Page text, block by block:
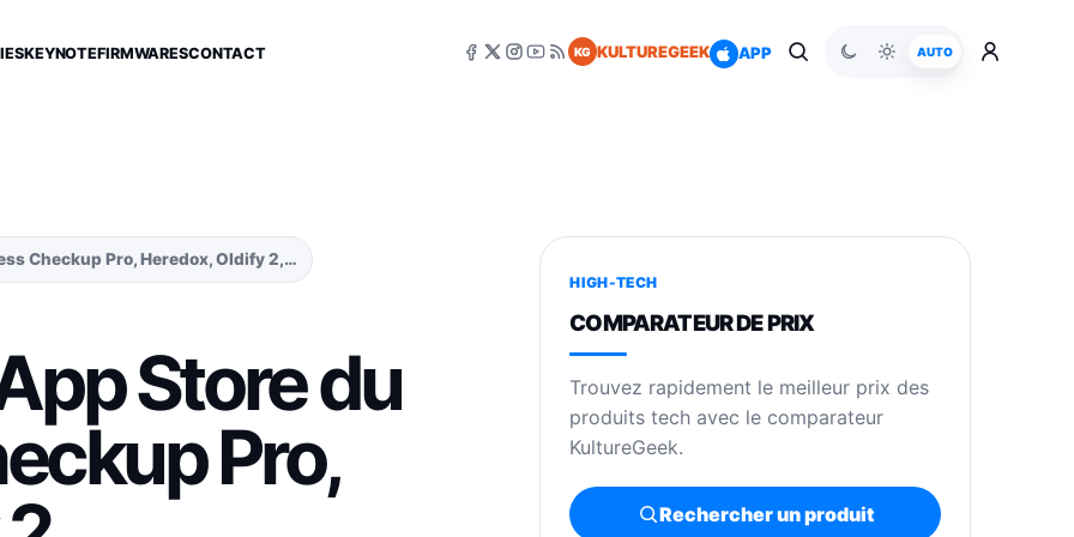
KEYNOTEFIRMWARESCONTACT KG KULTUREGEEK APP AUTO
Checkup Pro, Heredox, Oldify 2,…
Store du
Pro,
HIGH-TECH
COMPARATEUR DE PRIX
Trouvez rapidement le meilleur prix des
produits tech avec le comparateur
KultureGeek.
Rechercher un produit